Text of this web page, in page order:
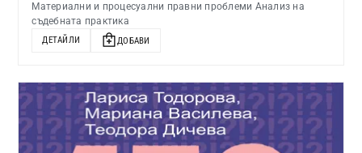
Материални и процесуални правни проблеми Анализ на
съдебната практика
ДЕТАЙЛИ ДОБАВИ